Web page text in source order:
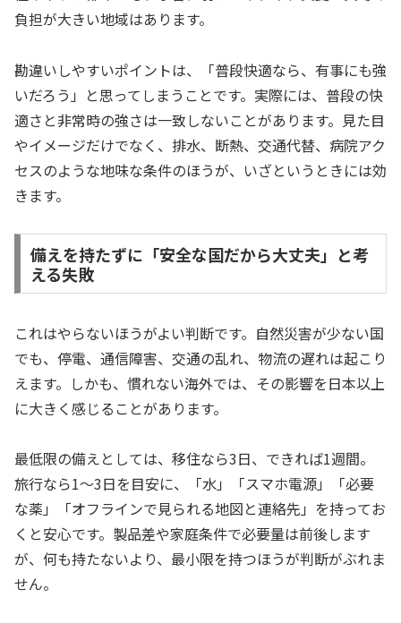
負担が大きい地域はあります。
勘違いしやすいポイントは、「普段快適なら、有事にも強
いだろう」と思ってしまうことです。実際には、普段の快
適さと非常時の強さは一致しないことがあります。見た目
やイメージだけでなく、排水、断熱、交通代替、病院アク
セスのような地味な条件のほうが、いざというときには効
きます。
備えを持たずに「安全な国だから大丈夫」と考
える失敗
これはやらないほうがよい判断です。自然災害が少ない国
でも、停電、通信障害、交通の乱れ、物流の遅れは起こり
えます。しかも、慣れない海外では、その影響を日本以上
に大きく感じることがあります。
最低限の備えとしては、移住なら3日、できれば1週間。
旅行なら1〜3日を目安に、「水」「スマホ電源」「必要
な薬」「オフラインで見られる地図と連絡先」を持ってお
くと安心です。製品差や家庭条件で必要量は前後します
が、何も持たないより、最小限を持つほうが判断がぶれま
せん。